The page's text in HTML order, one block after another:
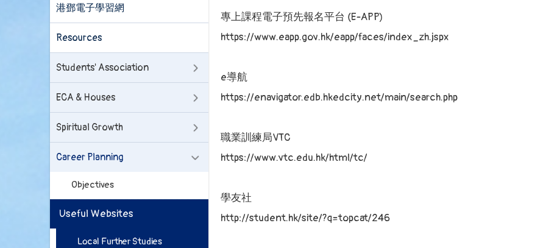
專上課程電子預先報名平台 (E-APP)
https://www.eapp.gov.hk/eapp/faces/index_zh.jspx
e導航
https://enavigator.edb.hkedcity.net/main/search.php
職業訓練局VTC
https://www.vtc.edu.hk/html/tc/
學友社
http://student.hk/site/?q=topcat/246
港鄧電子學習網
Resources
Students' Association
ECA & Houses
Spiritual Growth
Career Planning
Objectives
Useful Websites
Local Further Studies